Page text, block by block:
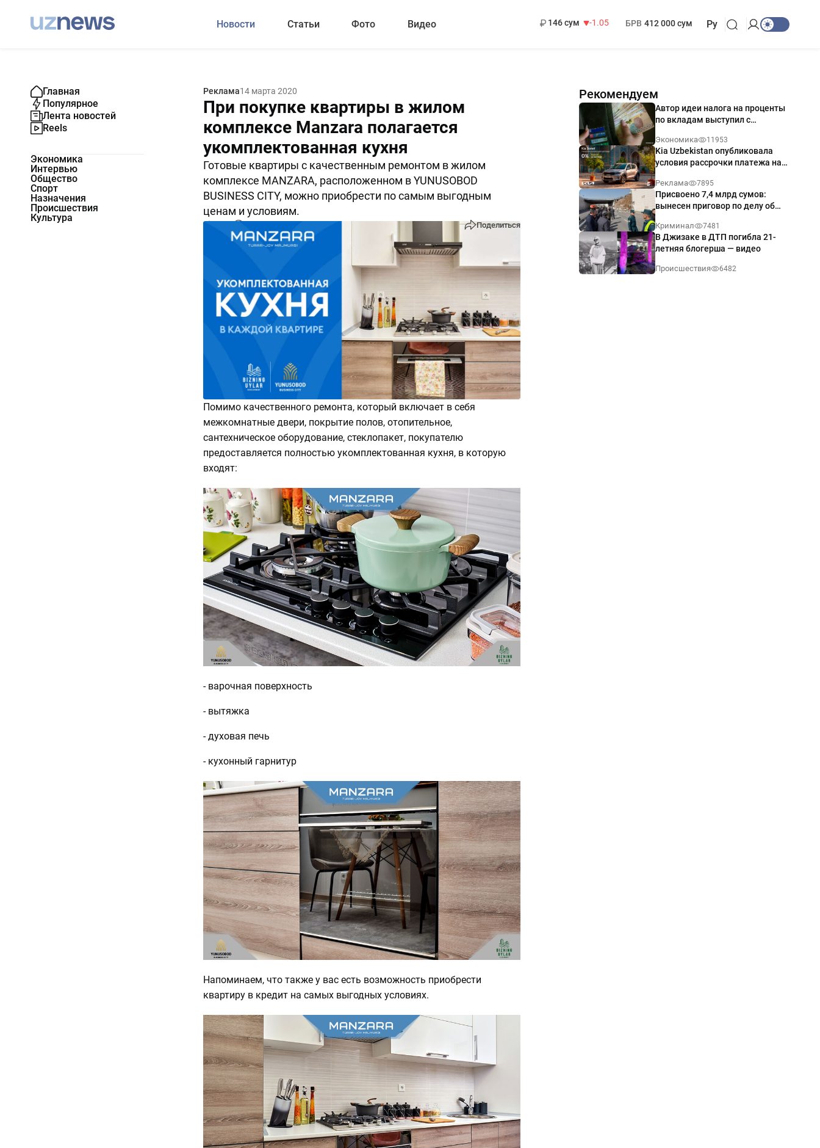
Новости Статьи Фото Видео
146 сум
-1.05
БРВ 412 000 сум Ру
Главная
Популярное
Лента новостей
Reels
Экономика
Интервью
Общество
Спорт
Назначения
Происшествия
Культура
Реклама14 марта 2020
При покупке квартиры в жилом
комплексе Manzara полагается
укомплектованная кухня
Готовые квартиры с качественным ремонтом в жилом
комплексе MANZARA, расположенном в YUNUSOBOD
BUSINESS CITY, можно приобрести по самым выгодным
ценам и условиям.
Поделиться
Помимо качественного ремонта, который включает в себя
межкомнатные двери, покрытие полов, отопительное,
сантехническое оборудование, стеклопакет, покупателю
предоставляется полностью укомплектованная кухня, в которую
входят:
- варочная поверхность
- вытяжка
- духовая печь
- кухонный гарнитур
Напоминаем, что также у вас есть возможность приобрести
квартиру в кредит на самых выгодных условиях.
Рекомендуем
Автор идеи налога на проценты
по вкладам выступил с
Экономика 11953
Kia Uzbekistan опубликовала
условия рассрочки платежа на
годовых
Реклама 7895
Присвоено 7,4 млрд сумов:
вынесен приговор по делу об
Ташкенте
Криминал 7481
В Джизаке в ДТП погибла 21-
летняя блогерша — видео
Происшествия 6482